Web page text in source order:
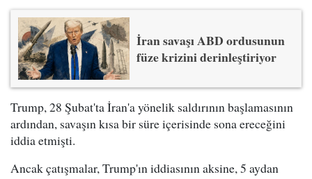
İran savaşı ABD ordusunun
füze krizini derinleştiriyor
Trump, 28 Şubat'ta İran'a yönelik saldırının başlamasının
ardından, savaşın kısa bir süre içerisinde sona ereceğini
iddia etmişti.
Ancak çatışmalar, Trump'ın iddiasının aksine, 5 aydan